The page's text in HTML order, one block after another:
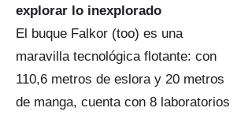
explorar lo inexplorado
El buque Falkor (too) es una
maravilla tecnológica flotante: con
110,6 metros de eslora y 20 metros
de manga, cuenta con 8 laboratorios